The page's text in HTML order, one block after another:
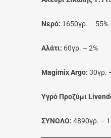
Νερό: 1650γρ. – 55%
Αλάτι: 60γρ. – 2%
Magimix Argo: 30γρ.
Υγρό Προζύμι
ΣΥΝΟΛΟ: 4890γρ. –